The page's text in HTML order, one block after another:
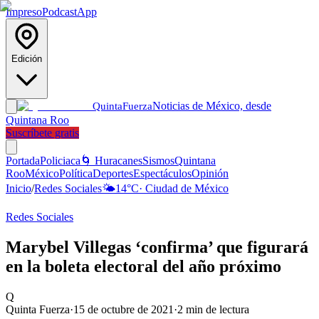
ImpresoPodcastApp
Edición
QuintaFuerzaNoticias de México, desde
Quintana Roo
Suscríbete gratis
PortadaPoliciaca 🌀 HuracanesSismosQuintana
RooMéxicoPolíticaDeportesEspectáculosOpinión
Inicio/Redes Sociales🌤️14°C· Ciudad de México
Redes Sociales
Marybel Villegas ‘confirma’ que figurará
en la boleta electoral del año próximo
Q
Quinta Fuerza·15 de octubre de 2021 ·2 min de lectura